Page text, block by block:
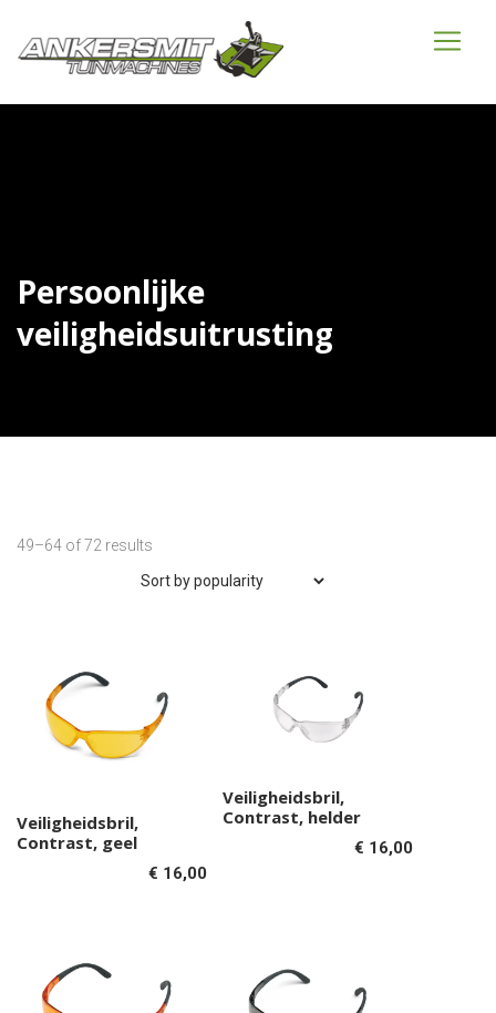
Persoonlijke
veiligheidsuitrusting
49–64 of 72 results
Toevoegen aan
Veiligheidsbril,
Contrast, geel
€ 16,00
Toevoegen aan
Veiligheidsbril,
Contrast, helder
€ 16,00